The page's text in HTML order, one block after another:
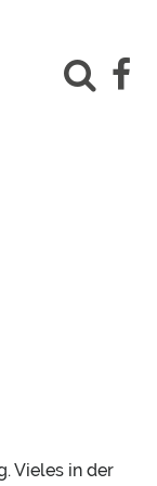
Vieles in der